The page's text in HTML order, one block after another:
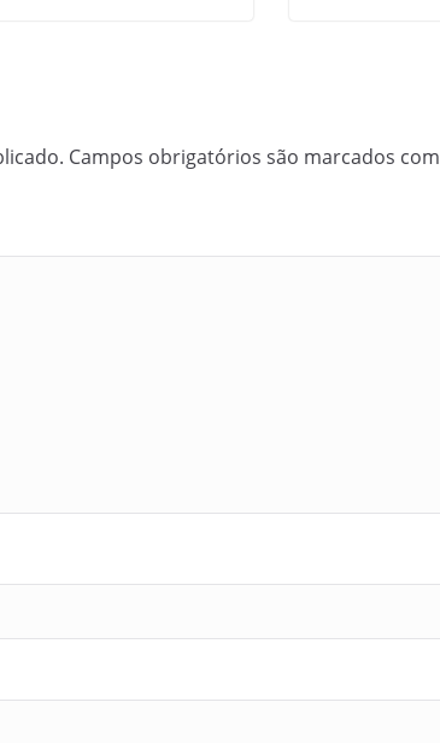
Campos obrigatórios são marcados com